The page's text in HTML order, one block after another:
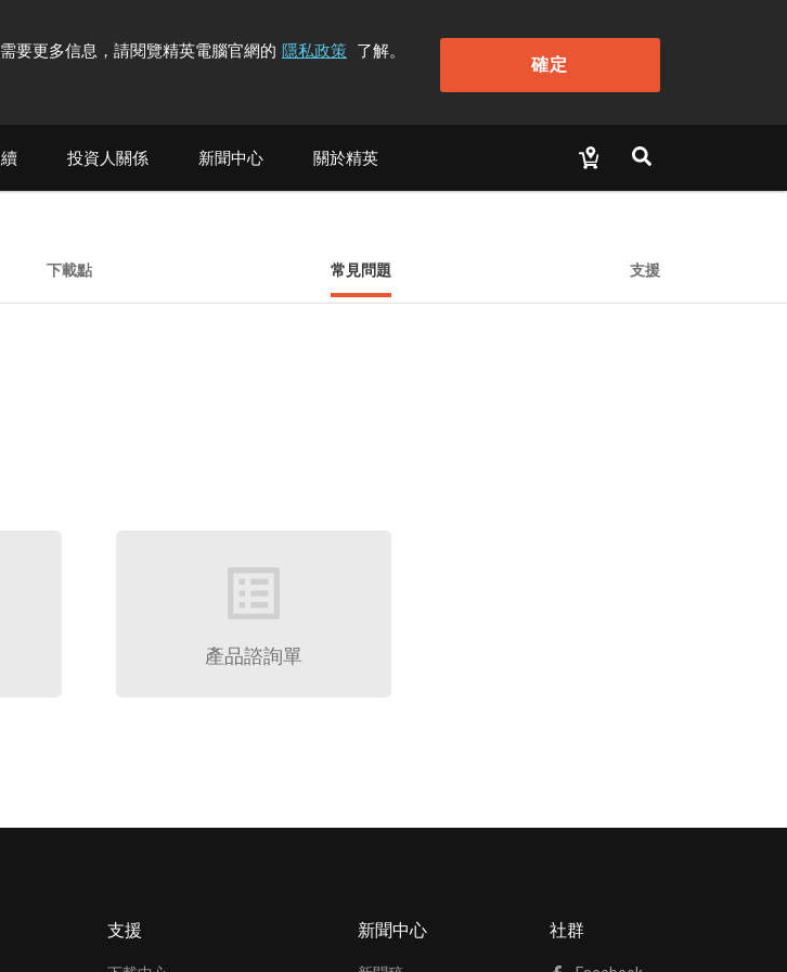
要更多信息，請閱覽精英電腦官網的 隱私政策 了解。
確定
投資人關係 新聞中心 關於精英
下載點 常見問題 支援
list_alt
產品諮詢單
支援 新聞中心 社群